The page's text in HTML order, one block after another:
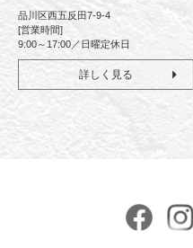
品川区西五反田7-9-4
[営業時間]
9:00～17:00／日曜定休日
詳しく見る